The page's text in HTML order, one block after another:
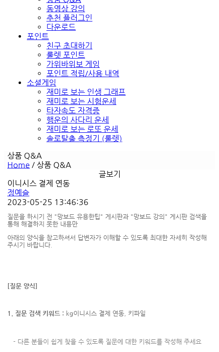
동영상 강의
추천 플러그인
다운로드
포인트
친구 초대하기
룰렛 포인트
가위바위보 게임
포인트 적립/사용 내역
소셜게임
재미로 보는 인생 그래프
재미로 보는 시험운세
타자속도 자격증
행운의 사다리 운세
재미로 보는 로또 운세
솔로탈출 측정기 (룰렛)
상품 Q&A
Home / 상품 Q&A
글보기
이니시스 결제 연동
정예슬
2023-05-25 13:46:36
질문을 하시기 전 "망보드 유용한팁" 게시판과 "망보드 강의" 게시판 검색을
통해 해결하지 못한 내용만
아래의 양식을 참고하셔서 답변자가 이해할 수 있도록 최대한 자세히 작성해
주시기 바랍니다.
[질문 양식]
1. 질문 검색 키워드 : kg이니시스 결제 연동, 키파일
- 다른 분들이 쉽게 찾을 수 있도록 질문에 대한 키워드를 작성해 주세요